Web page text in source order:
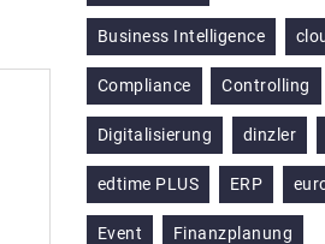
Business Intelligence
Compliance Controlling
Digitalisierung dinzler
edtime PLUS ERP
Event Finanzplanung